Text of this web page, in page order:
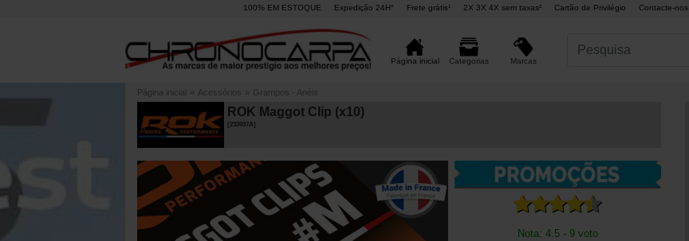
100% EM ESTOQUE Expedição 24H° Frete grátis¹ 2X 3X 4X sem taxas² Cartão de Privilégio Contacte-nos
Página inicial Categorias Marcas
Página inicial » Acessórios » Grampos - Anéis
ROK Maggot Clip (x10)
233937A]
Nota: 4.5 - 9 voto